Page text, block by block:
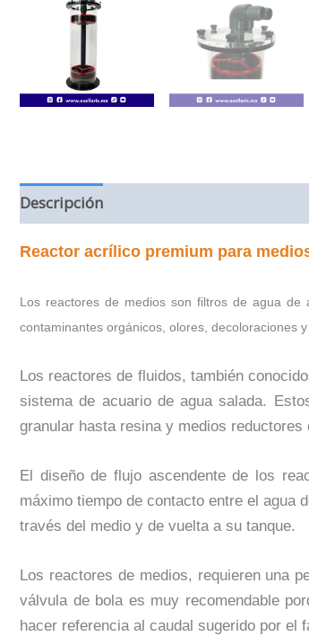
Descripción
Reactor acrílico premium para
Los reactores de medios son filtros de agua
contaminantes orgánicos, olores, decoloraciones
Los reactores de fluidos, también
sistema de acuario de agua salada.
granular hasta resina y medios reductores
El diseño de flujo ascendente de los
máximo tiempo de contacto entre el agua
través del medio y de vuelta a su tanque.
Los reactores de medios, requieren una
válvula de bola es muy recomendable
hacer referencia al caudal sugerido por el